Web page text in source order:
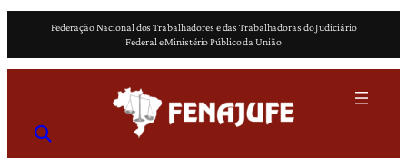
o
Federação Nacional dos Trabalhadores e das Trabalhadoras do Judiciário
Federal e Ministério Público da União